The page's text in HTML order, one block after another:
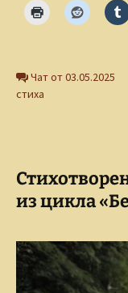
Чат от 03.05.2025
стиха
из цикла